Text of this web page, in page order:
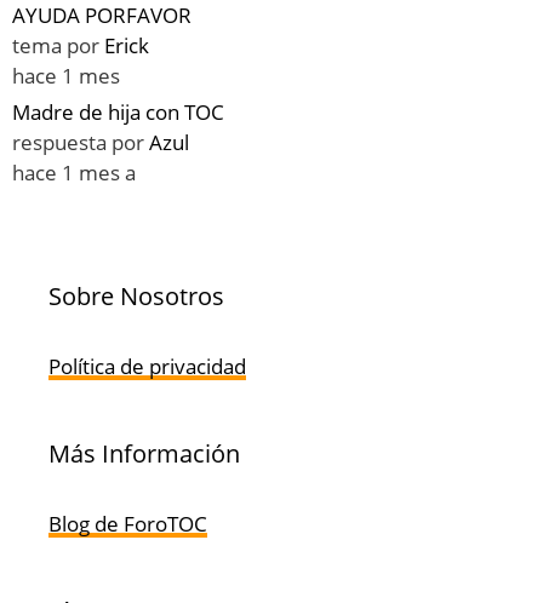
AYUDA PORFAVOR
tema por Erick
hace 1 mes
Madre de hija con TOC
respuesta porAzul
hace 1 mes a
Sobre Nosotros
Política de privacidad
Más Información
Blog de ForoTOC